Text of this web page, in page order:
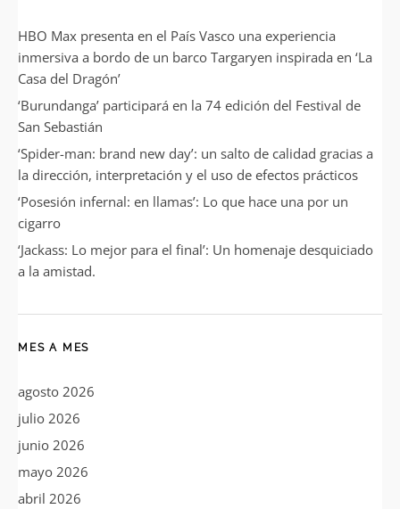
HBO Max presenta en el País Vasco una experiencia
inmersiva a bordo de un barco Targaryen inspirada en ‘La
Casa del Dragón’
‘Burundanga’ participará en la 74 edición del Festival de
San Sebastián
‘Spider-man: brand new day’: un salto de calidad gracias a
la dirección, interpretación y el uso de efectos prácticos
‘Posesión infernal: en llamas’: Lo que hace una por un
cigarro
‘Jackass: Lo mejor para el final’: Un homenaje desquiciado
a la amistad.
MES A MES
agosto 2026
julio 2026
junio 2026
mayo 2026
abril 2026